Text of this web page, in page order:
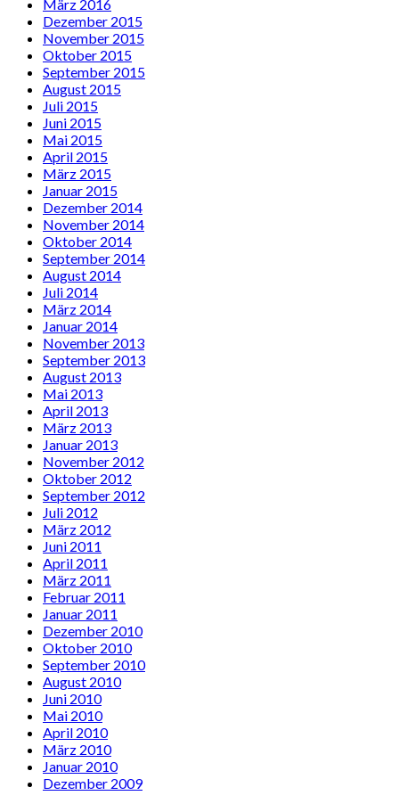
März 2016
Dezember 2015
November 2015
Oktober 2015
September 2015
August 2015
Juli 2015
Juni 2015
Mai 2015
April 2015
März 2015
Januar 2015
Dezember 2014
November 2014
Oktober 2014
September 2014
August 2014
Juli 2014
März 2014
Januar 2014
November 2013
September 2013
August 2013
Mai 2013
April 2013
März 2013
Januar 2013
November 2012
Oktober 2012
September 2012
Juli 2012
März 2012
Juni 2011
April 2011
März 2011
Februar 2011
Januar 2011
Dezember 2010
Oktober 2010
September 2010
August 2010
Juni 2010
Mai 2010
April 2010
März 2010
Januar 2010
Dezember 2009